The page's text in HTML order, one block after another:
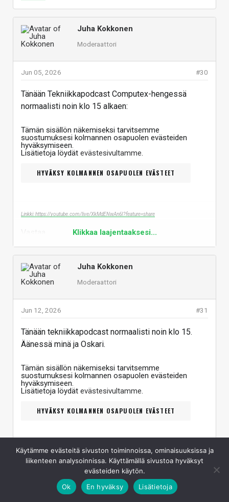
Juha Kokkonen
Moderaattori
#30
Jun 05, 2026
Tänään Tekniikkapodcast Computex-hengessä
normaalisti noin klo 15 alkaen:
Tämän sisällön näkemiseksi tarvitsemme
suostumuksesi kolmannen osapuolen evästeiden
hyväksymiseen.
Lisätietoja löydät evästesivultamme
HYVÄKSY KOLMANNEN OSAPUOLEN EVÄSTEET
Linkki: https://youtube.com/live/XkMdENwAn6I?feature=share
Klikkaa laajentaaksesi...
Juha Kokkonen
Moderaattori
#31
Jun 12, 2026
Tänään tekniikkapodcast normaalisti noin klo 15.
Äänessä minä ja Oskari.
Tämän sisällön näkemiseksi tarvitsemme
suostumuksesi kolmannen osapuolen evästeiden
hyväksymiseen.
Lisätietoja löydät evästesivultamme
HYVÄKSY KOLMANNEN OSAPUOLEN EVÄSTEET
Linkki: https://youtube.com/live/dD031XAdZT8?feature=share
Klikkaa laajentaaksesi...
Käytämme evästeitä sivuston toiminnoissa, ominaisuuksissa ja
liikenteen analysoinnissa. Käyttämällä sivustoa hyväksyt
evästeiden käytön.
Ok
En hyväksy Lisätietoja